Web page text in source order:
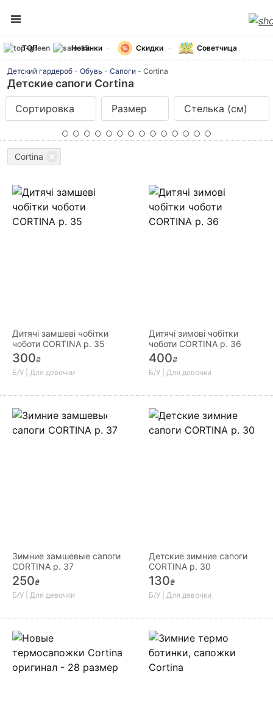
ТОП Новинки Скидки Советчица
Детский гардероб - Обувь - Сапоги - Cortina
Детские сапоги Cortina
Сортировка Размер Стелька (см)
Cortina
Дитячі замшеві чобітки
чоботи CORTINA р. 35
300₴
Б/У | Для девочки
Дитячі зимові чобітки
чоботи CORTINA р. 36
400₴
Б/У | Для девочки
Зимние замшевые сапоги
CORTINA р. 37
250₴
Б/У | Для девочки
Детские зимние сапоги
CORTINA р. 30
130₴
Б/У | Для девочки